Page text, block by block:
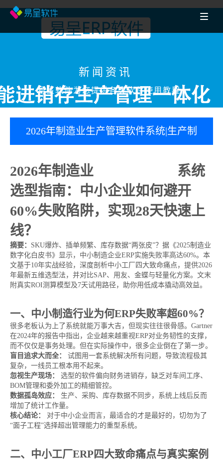
新闻资讯
易呈软件为您提供各类软件使用教程
2026年制造业生产管理软件系统|生产制
如何避开60%失败陷阱，实现28天快速上
线？
2026年制造业
系统
选型指南：中小企业如何避开
60%失败陷阱，实现28天快速上
线？
摘要： SKU爆炸、插单频繁、库存数据“两张皮”？据《2025制造业
数字化白皮书》显示，中小制造企业ERP实施失败率高达60%。本
文基于10年实战经验，深度剖析中小工厂四大致命痛点，提供2026
年最新五维选型法，并对比SAP、用友、金蝶与轻量化方案。文末
附真实ROI测算模型及7天试用路径，助你用低成本撬动高效益。
一、中小制造行业为何ERP失败率超60%？
很多老板认为上了系统就能万事大吉，但现实往往很骨感。Gartner
在2024年的报告中指出，企业越来越重视ERP对业务韧性的支撑，
而不仅仅是事务处理。但在实际操作中，很多企业倒在了第一步。
盲目追求大而全：
试图用一套系统解决所有问题，导致流程极其
复杂，一线员工根本用不起来。
忽视生产现场：
选型的软件偏向财务进销存，缺乏对车间工序、
BOM管理和委外加工的精细管控。
数据孤岛效应：
生产、采购、库存数据不同步，系统上线后反而
增加了统计工作量。
核心结论：
对于中小企业而言，最适合的才是最好的，切勿为了
“面子工程”选择超出管理能力的重型系统。
二、中小工厂ERP四大致命痛点与真实案例